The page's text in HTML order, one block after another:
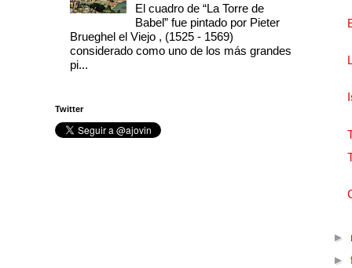
El cuadro de “La Torre de
Babel” fue pintado por Pieter
Brueghel el Viejo , (1525 - 1569)
considerado como uno de los más grandes
pi...
Twitter
►
►